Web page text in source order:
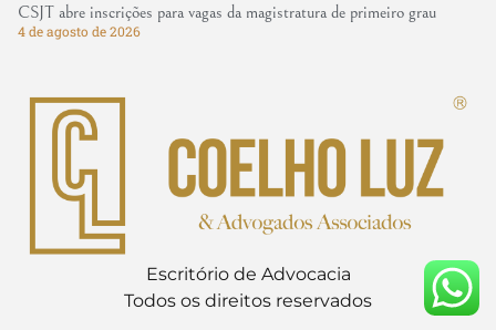
CSJT abre inscrições para vagas da magistratura de primeiro grau
4 de agosto de 2026
Escritório de Advocacia
Todos os direitos reservados